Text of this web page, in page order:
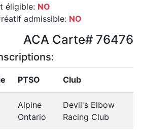
éligible: NO
admissible: NO
ACA Carte# 76476
PTSO Club
Alpine
Ontario
Devil's Elbow
Racing Club